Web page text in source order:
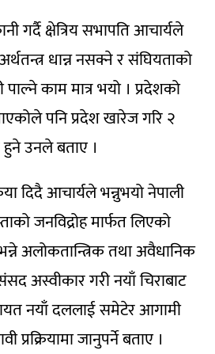
गर्दै क्षेत्रिय सभापति आचार्यले
धान्न नसक्ने र संघियताको
पाल्ने काम मात्र भयो । प्रदेशको
पनि प्रदेश खारेज गरि २
उनले बताए ।
दिदै आचार्यले भन्नुभयो नेपाली
जनविद्रोह मार्फत लिएको
अलोकतान्त्रिक तथा अवैधानिक
अस्वीकार गरी नयाँ चिराबाट
नयाँ दललाई समेटेर आगामी
जानुपर्ने बताए ।